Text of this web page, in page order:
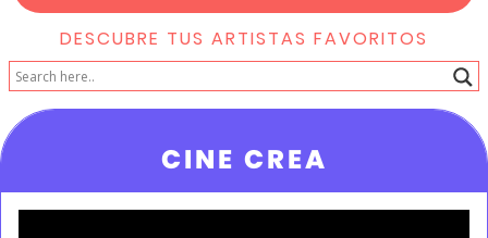
DESCUBRE TUS ARTISTAS FAVORITOS
CINE CREA